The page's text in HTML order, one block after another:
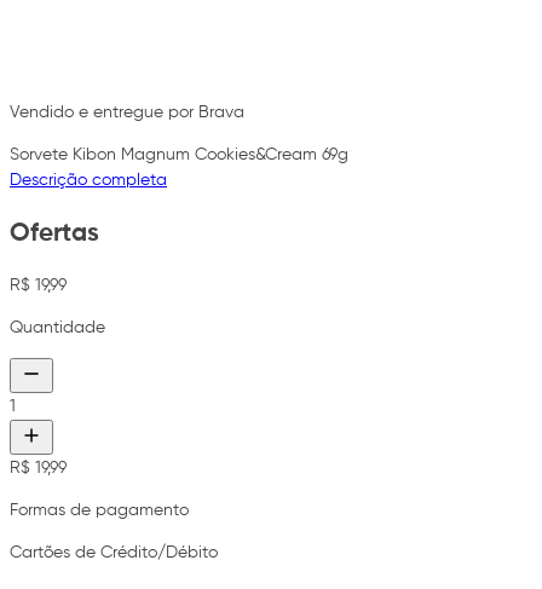
Vendido e entregue por Brava
Sorvete Kibon Magnum Cookies&Cream 69g
Descrição completa
Ofertas
R$ 19,99
Quantidade
1
R$ 19,99
Formas de pagamento
Cartões de Crédito/Débito